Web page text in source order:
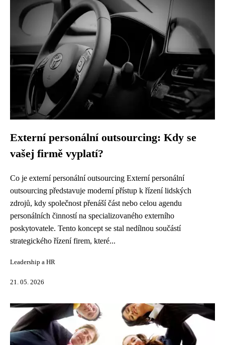
Externí personální outsourcing: Kdy se
vašej firmě vyplatí?
Co je externí personální outsourcing Externí personální
outsourcing představuje moderní přístup k řízení lidských
zdrojů, kdy společnost přenáší část nebo celou agendu
personálních činností na specializovaného externího
poskytovatele. Tento koncept se stal nedílnou součástí
strategického řízení firem, které...
Leadership a HR
21. 05. 2026